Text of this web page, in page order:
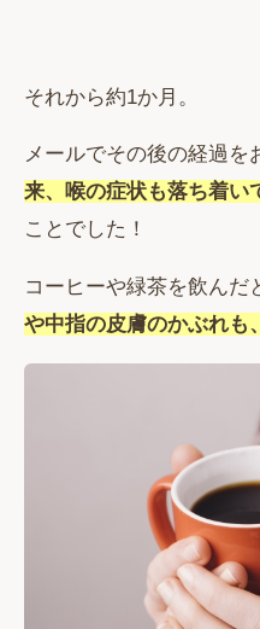
それから約1か月。
メールでその後の経過を
来、喉の症状も落ち着い
ことでした！
コーヒーや緑茶を飲んだ
や中指の皮膚のかぶれも